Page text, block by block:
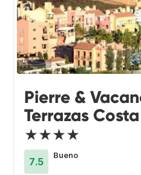
Pierre &
Terrazas
★★★★
7.5
Bueno